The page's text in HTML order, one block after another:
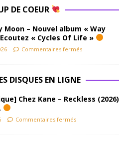
DE COEUR
Moon – Nouvel album « Way
« Cycles Of Life »
Commentaires fermés
DISQUES EN LIGNE
Chez Kane – Reckless (2026)
Commentaires fermés